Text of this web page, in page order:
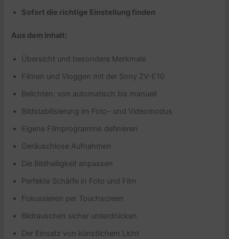
Sofort die richtige Einstellung finden
Aus dem Inhalt:
Übersicht und besondere Merkmale
Filmen und Vloggen mit der Sony ZV-E10
Belichten: von automatisch bis manuell
Bildstabilisierung im Foto- und Videomodus
Eigene Filmprogramme definieren
Geräuschlose Aufnahmen
Die Bildhelligkeit anpassen
Perfekte Schärfe in Foto und Film
Fokussieren per Touchscreen
Bildrauschen sicher unterdrücken
Der Einsatz von künstlichem Licht